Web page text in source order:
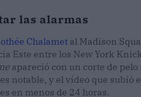
las alarmas
Chalamet al Madison
Este entre los New York
apareció con un corte de
notable, y el vídeo que subió
en menos de 24 horas.